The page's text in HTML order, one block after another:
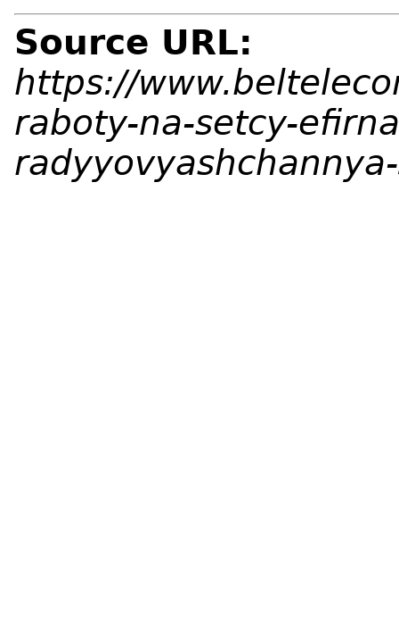
Source URL:
https://
raboty-na-setcy-